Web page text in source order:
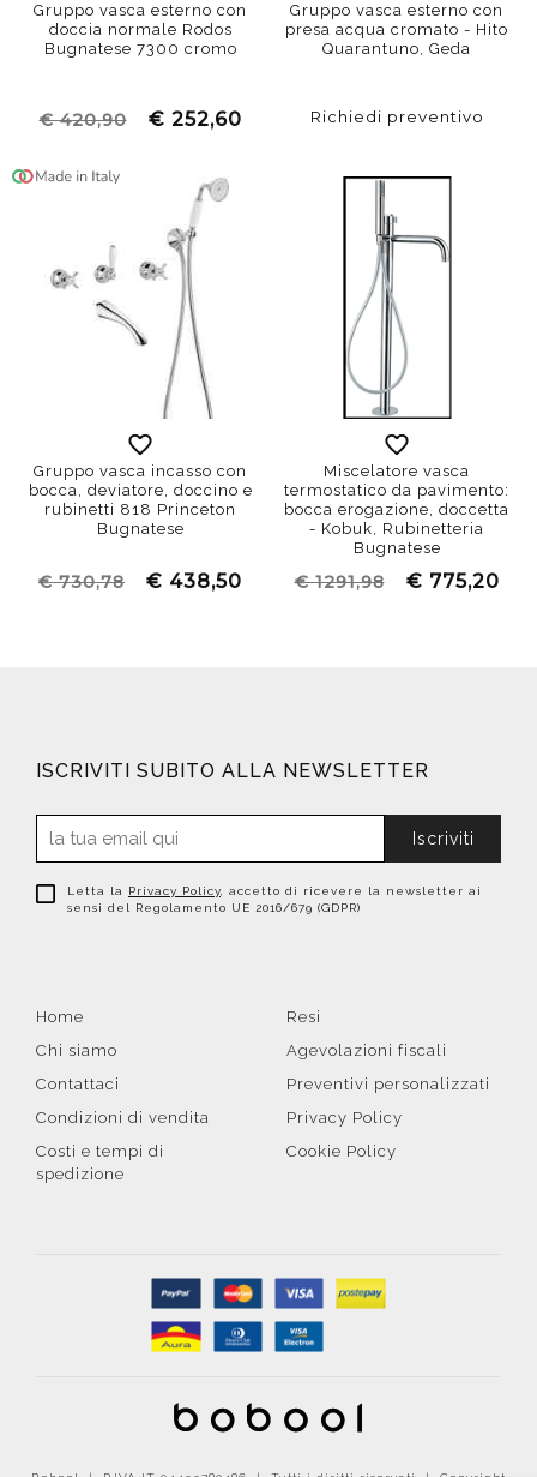
Gruppo vasca esterno con
doccia normale Rodos
Bugnatese 7300 cromo
€ 420,90 € 252,60
Gruppo vasca esterno con
presa acqua cromato - Hito
Quarantuno, Geda
Richiedi preventivo
Gruppo vasca incasso con
bocca, deviatore, doccino e
rubinetti 818 Princeton
Bugnatese
€ 730,78 € 438,50
Miscelatore vasca
termostatico da pavimento:
bocca erogazione, doccetta
- Kobuk, Rubinetteria
Bugnatese
€ 1291,98 € 775,20
ISCRIVITI SUBITO ALLA NEWSLETTER
Iscriviti
Letta la Privacy Policy, accetto di ricevere la newsletter ai
sensi del Regolamento UE 2016/679 (GDPR)
Home
Chi siamo
Contattaci
Condizioni di vendita
Costi e tempi di
spedizione
Resi
Agevolazioni fiscali
Preventivi personalizzati
Privacy Policy
Cookie Policy